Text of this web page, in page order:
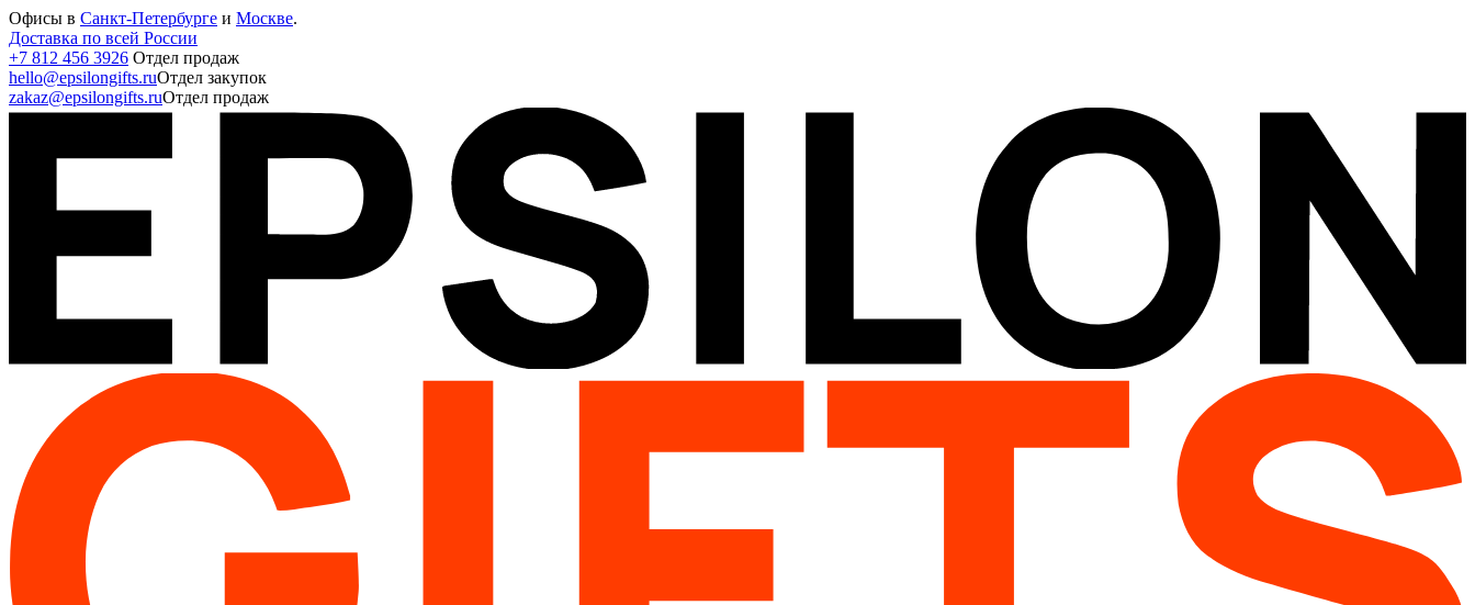
Офисы в Санкт-Петербурге и Москве.
Доставка по всей России
+7 812 456 3926 Отдел продаж
hello@epsilongifts.ruОтдел закупок
zakaz@epsilongifts.ruОтдел продаж